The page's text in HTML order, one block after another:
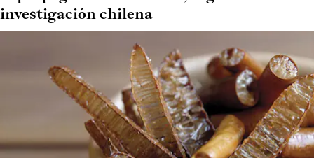
investigación chilena